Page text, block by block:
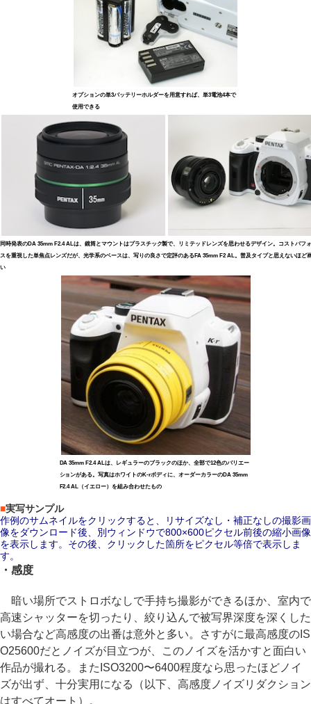
オプションの単3バッテリーホルダーを用意すれば、単3電池4本で
使用できる
同時発表のDA 35mm F2.4 ALは、鏡筒とマウントはプラスチック製で、リミテッドレンズを思わせるデザイン。コストパフ
スを重視した単焦点レンズだが、光学系のベースは、写りの良さで定評のあるFA 35mm F2 AL。普及タイプと思えないほど
い
DA 35mm F2.4 ALは、レギュラーのブラックのほか、全部で12色のバリエー
ションがある。写真はホワイトのK-rボディに、オーダーカラーのDA 35mm
F2.4 AL（イエロー）を組み合わせたもの
■実写サンプル
作例のサムネイルをクリックすると、リサイズなし・補正なしの撮影画
像をダウンロード後、別ウィンドウで800×600ピクセル前後の縮小画像
を表示します。その後、クリックした箇所をピクセル等倍で表示しま
す。
・感度
暗い場所でストロボなしで手持ち撮影ができるほか、室内で
高速シャッターを切ったり、絞り込んで被写界深度を深くした
い場合など高感度の出番は意外と多い。さすがに最高感度のIS
O25600だとノイズが目立つが、このノイズを活かすと面白い
作品が撮れる。またISO3200〜6400程度なら思ったほどノイ
ズが出ず、十分実用になる（以下、高感度ノイズリダクション
はすべてオート）。